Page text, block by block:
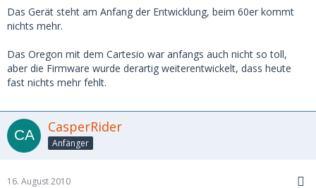
Das Gerät steht am Anfang der Entwicklung, beim 60er kommt
nichts mehr.
Das Oregon mit dem Cartesio war anfangs auch nicht so toll,
aber die Firmware wurde derartig weiterentwickelt, dass heute
fast nichts mehr fehlt.
CasperRider
Anfänger
16. August 2010